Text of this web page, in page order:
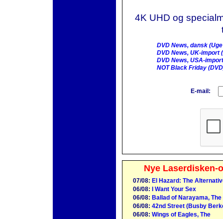
4K UHD og
DVD News, dansk
DVD News, UK-import
DVD News, USA-
NOT Black Friday
E-mail:
Nye Laserdisken-
07/08: El Hazard: The
06/08: I Want Your Sex
06/08: Ballad of Narayama,
06/08: 42nd Street (Busby
06/08: Wings of Eagles, The